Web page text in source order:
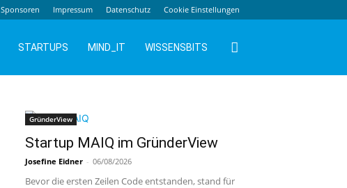
Sponsoren Impressum Datenschutz Cookie Einstellungen
STARTUPS MIND_IT WISSENSBITS
GründerView
Startup MAIQ im GründerView
Josefine Eidner - 06/08/2026
Bevor die ersten Zeilen Code entstanden, stand für